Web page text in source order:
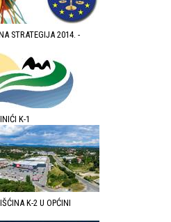
STRATEGIJA 2014. -
K-1
K-2 U OPĆINI